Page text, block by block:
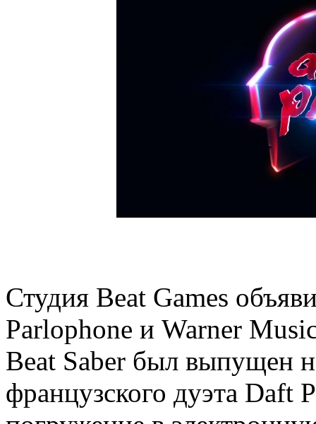
Студия Beat Games
Parlophone и Warner
Beat Saber был выпущен
французского дуэта Daft